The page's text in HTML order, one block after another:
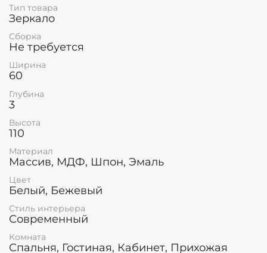
Тип товара
Зеркало
Сборка
Не требуется
Ширина
60
Глубина
3
Высота
110
Материал
Массив, МДФ, Шпон, Эмаль
Цвет
Белый, Бежевый
Стиль интерьера
Современный
Комната
Спальня, Гостиная, Кабинет, Прихожая